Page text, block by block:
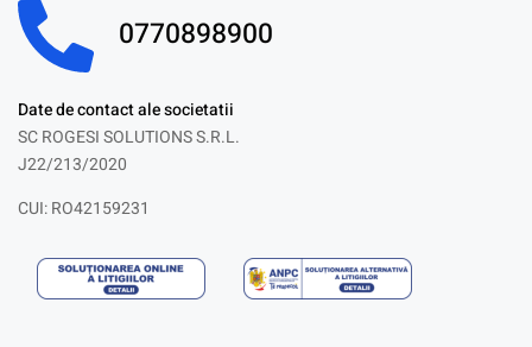
0770898900
Date de contact ale societatii
SC ROGESI SOLUTIONS S.R.L.
J22/213/2020
CUI: RO42159231